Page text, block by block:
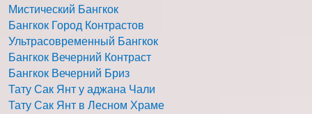
Мистический Бангкок
Бангкок Город Контрастов
Ультрасовременный Бангкок
Бангкок Вечерний Контраст
Бангкок Вечерний Бриз
Тату Сак Янт у аджана Чали
Тату Сак Янт в Лесном Храме